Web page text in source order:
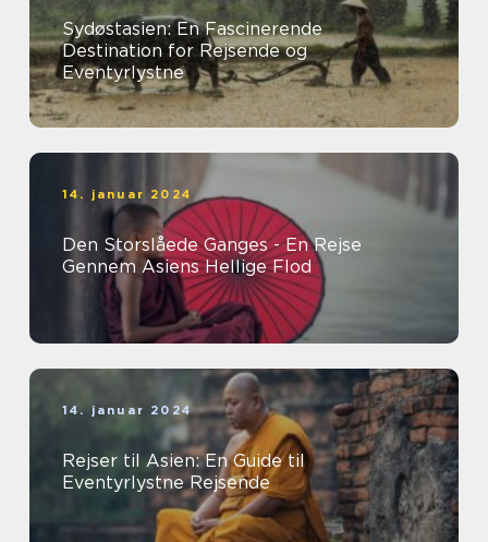
Sydøstasien: En Fascinerende
Destination for Rejsende og
Eventyrlystne
14. januar 2024
Den Storslåede Ganges - En Rejse
Gennem Asiens Hellige Flod
14. januar 2024
Rejser til Asien: En Guide til
Eventyrlystne Rejsende